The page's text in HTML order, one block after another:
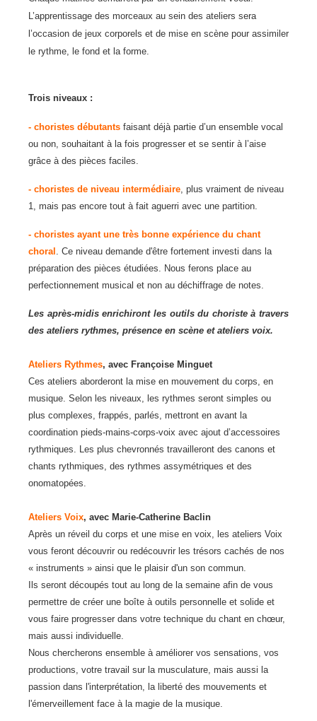
L’apprentissage des morceaux au sein des ateliers sera
l’occasion de jeux corporels et de mise en scène pour assimiler
le rythme, le fond et la forme.
Trois niveaux :
- choristes débutants faisant déjà partie d’un ensemble vocal
ou non, souhaitant à la fois progresser et se sentir à l’aise
grâce à des pièces faciles.
- choristes de niveau intermédiaire, plus vraiment de niveau
1, mais pas encore tout à fait aguerri avec une partition.
- choristes ayant une très bonne expérience du chant
choral . Ce niveau demande d'être fortement investi dans la
préparation des pièces étudiées. Nous ferons place au
perfectionnement musical et non au déchiffrage de notes.
Les après-midis enrichiront les outils du choriste à travers
des ateliers rythmes, présence en scène et ateliers voix.
Ateliers Rythmes, avec Françoise Minguet
Ces ateliers aborderont la mise en mouvement du corps, en
musique. Selon les niveaux, les rythmes seront simples ou
plus complexes, frappés, parlés, mettront en avant la
coordination pieds-mains-corps-voix avec ajout d’accessoires
rythmiques. Les plus chevronnés travailleront des canons et
chants rythmiques, des rythmes assymétriques et des
onomatopées.
Ateliers Voix, avec Marie-Catherine Baclin
Après un réveil du corps et une mise en voix, les ateliers Voix
vous feront découvrir ou redécouvrir les trésors cachés de nos
« instruments » ainsi que le plaisir d'un son commun.
Ils seront découpés tout au long de la semaine afin de vous
permettre de créer une boîte à outils personnelle et solide et
vous faire progresser dans votre technique du chant en chœur,
mais aussi individuelle.
Nous chercherons ensemble à améliorer vos sensations, vos
productions, votre travail sur la musculature, mais aussi la
passion dans l'interprétation, la liberté des mouvements et
l'émerveillement face à la magie de la musique.